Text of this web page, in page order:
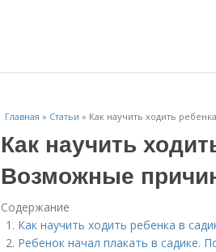
Главная » Статьи » Как научить ходить
Как научить
Возможные
Содержание
Как научить ходить ребенка в
Ребенок начал плакать в садике.